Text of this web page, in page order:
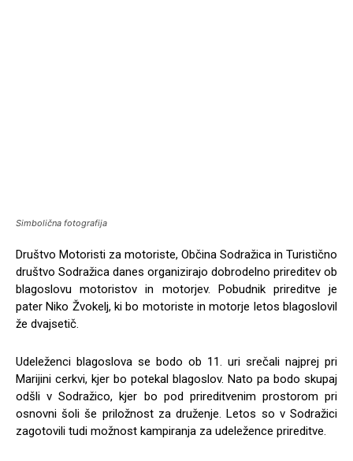
Simbolična fotografija
Društvo Motoristi za motoriste, Občina Sodražica in Turistično
društvo Sodražica danes organizirajo dobrodelno prireditev ob
blagoslovu motoristov in motorjev. Pobudnik prireditve je
pater Niko Žvokelj, ki bo motoriste in motorje letos blagoslovil
že dvajsetič.
Udeleženci blagoslova se bodo ob 11. uri srečali najprej pri
Marijini cerkvi, kjer bo potekal blagoslov. Nato pa bodo skupaj
odšli v Sodražico, kjer bo pod prireditvenim prostorom pri
osnovni šoli še priložnost za druženje. Letos so v Sodražici
zagotovili tudi možnost kampiranja za udeležence prireditve.